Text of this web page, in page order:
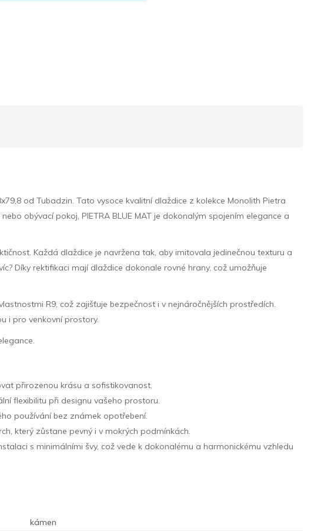
od Tubadzin. Tato vysoce kvalitní dlaždice z kolekce Monolith Pietra
obývací pokoj, PIETRA BLUE MAT je dokonalým spojením elegance a
Každá dlaždice je navržena tak, aby imitovala jedinečnou texturu a
Díky rektifikaci mají dlaždice dokonale rovné hrany, což umožňuje
R9, což zajišťuje bezpečnost i v nejnáročnějších prostředích.
i pro venkovní prostory.
přirozenou krásu a sofistikovanost.
flexibilitu při designu vašeho prostoru.
používání bez známek opotřebení.
který zůstane pevný i v mokrých podmínkách.
s minimálními švy, což vede k dokonalému a harmonickému vzhledu
kámen